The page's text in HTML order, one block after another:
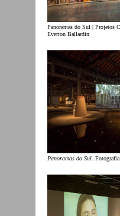
Panoramas do Sul | Projetos
Everton Ballardin
Panoramas do Sul .